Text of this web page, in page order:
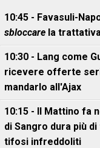
10:45 - Favasuli-
sbloccare la
10:30 - Lang come
ricevere offerte
mandarlo all'Ajax
10:15 - Il Mattino fa
di Sangro dura più
tifosi infreddoliti